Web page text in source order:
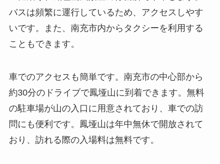
約30分のドライブで鳳垭山に到着できます。無料
の駐車場が山の入口に用意されており、車での訪
問にも便利です。鳳垭山は年中無休で開放されて
周辺環境
鳳垭山の周辺は、自然に囲まれた穏やかな環境で